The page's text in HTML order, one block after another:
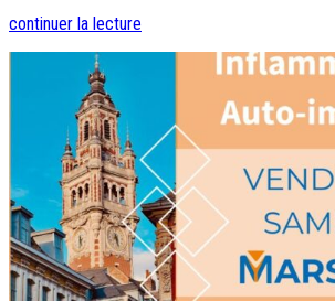
continuer la lecture